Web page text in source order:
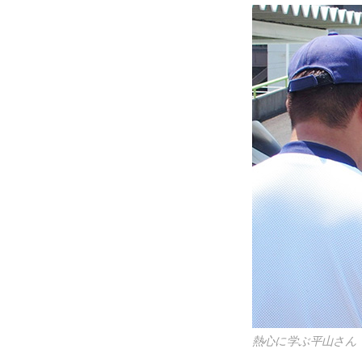
熱心に学ぶ平山さん